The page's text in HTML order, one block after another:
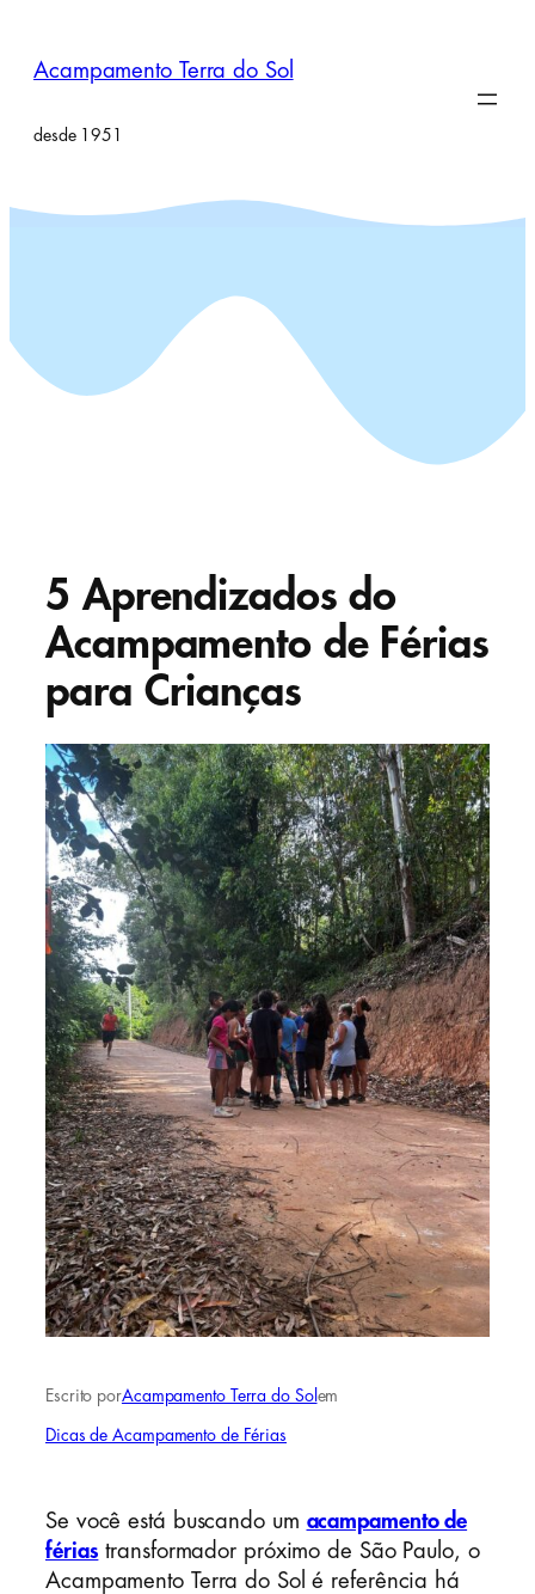
Acampamento Terra do Sol
desde 1951
5 Aprendizados do
Acampamento de Férias
para Crianças
Escrito porAcampamento Terra do Sol em
Dicas de Acampamento de Férias
Se você está buscando um acampamento de
férias transformador próximo de São Paulo, o
Acampamento Terra do Sol é referência há